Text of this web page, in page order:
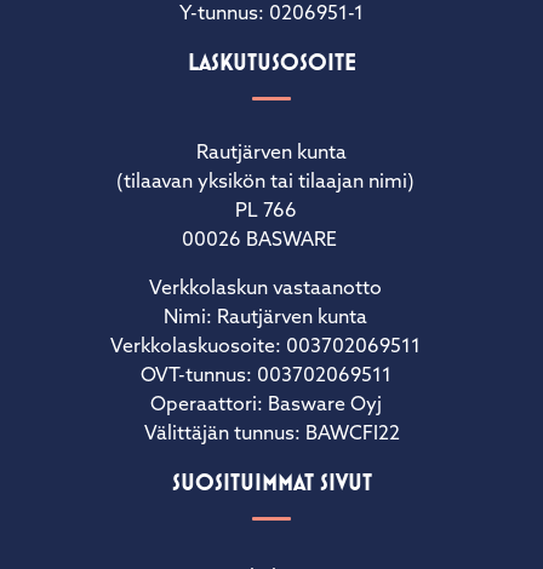
Y-tunnus: 0206951-1
LASKUTUSOSOITE
Rautjärven kunta
(tilaavan yksikön tai tilaajan nimi)
PL 766
00026 BASWARE
Verkkolaskun vastaanotto
Nimi: Rautjärven kunta
Verkkolaskuosoite: 003702069511
OVT-tunnus: 003702069511
Operaattori: Basware Oyj
Välittäjän tunnus: BAWCFI22
SUOSITUIMMAT SIVUT